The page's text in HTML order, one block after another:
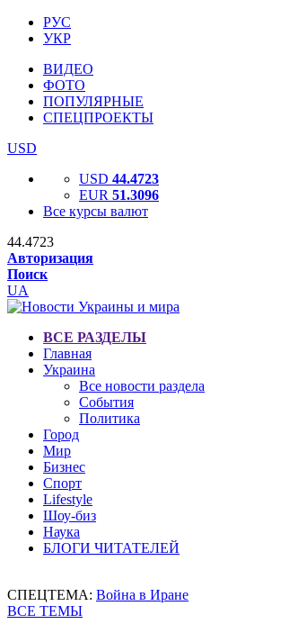
РУС
УКР
ВИДЕО
ФОТО
ПОПУЛЯРНЫЕ
СПЕЦПРОЕКТЫ
USD
USD 44.4723
EUR 51.3096
Все курсы валют
44.4723
Авторизация
Поиск
UA
ВСЕ РАЗДЕЛЫ
Главная
Украина
Все новости раздела
События
Политика
Город
Мир
Бизнес
Спорт
Lifestyle
Шоу-биз
Наука
БЛОГИ ЧИТАТЕЛЕЙ
СПЕЦТЕМА: Война в Иране
ВСЕ ТЕМЫ